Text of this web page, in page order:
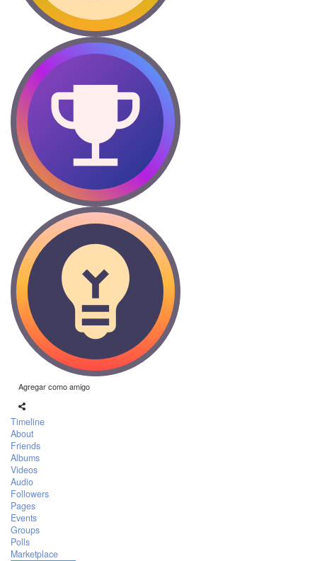
Agregar como amigo
Timeline
About
Friends
Albums
Videos
Audio
Followers
Pages
Events
Groups
Polls
Marketplace